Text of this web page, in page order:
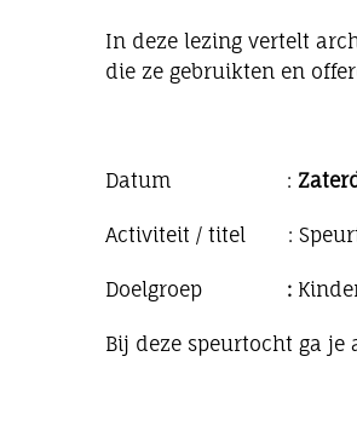
In deze lezing vertelt
die ze gebruikten en
Datum :
Activiteit / titel :
Doelgroep:
Bij deze speurtocht ga je